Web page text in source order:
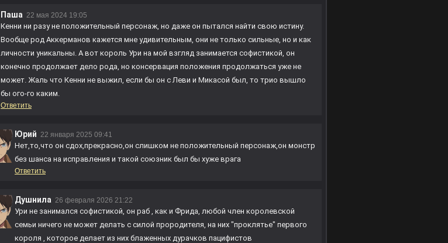
Паша 22 мая 2024 19:05
Кенни ни разу не положительный персонаж, но даже он пытался найти свою истину.
Вообще род Аккерманов кажется мне удивительным, они не только сильные, но и как
личности уникальны. А вот король Ури на мой взгляд занимается софистикой, он
конечно продолжает дело рода, но консервация положения продолжаться уже не
может. Жаль что Кенни не выжил, если бы он с Леви и Микасой был, то трио вышло
бы ого-го каким.
Ответить
Юрий 22 января 2025 09:41
Нет,то,что он сдох,прекрасно,он слишком не положительный персонаж,он монстр
без шанса на исправления и такой союзник был бы хуже врага
Ответить
Душнила 26 февраля 2026 21:22
Ури не занимался софистикой, он раб , как и Фрида, любой член королевской
семьи ничего не может делать с силой прородителя, на них "проклятье" первого
короля , которое делает из них блаженных дурачков пацифистов